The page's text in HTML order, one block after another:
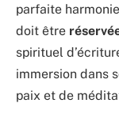
parfaite
doit être
spirituel
immersion dans
paix et de